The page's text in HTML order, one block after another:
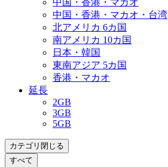
中国・香港・マカオ
中国・香港・マカオ・台湾
北アメリカ 6カ国
南アメリカ 10カ国
日本・韓国
東南アジア 5カ国
香港・マカオ
延長
2GB
3GB
5GB
カテゴリ閉じる
すべて